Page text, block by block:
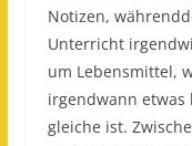
Notizen,
Unterricht
um Lebensmittel,
irgendwann etwas
gleiche ist.